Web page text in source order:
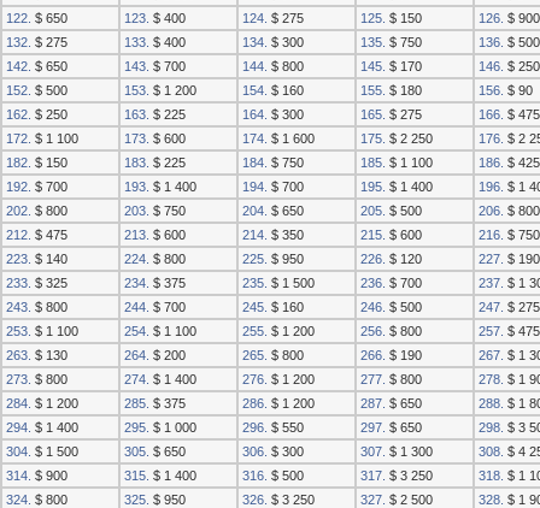
122. $ 650 123. $ 400 124. $ 275 125. $ 150 126. $ 900
132. $ 275 133. $ 400 134. $ 300 135. $ 750 136. $ 500
142. $ 650 143. $ 700 144. $ 800 145. $ 170 146. $ 250
152. $ 500 153. $ 1 200 154. $ 160 155. $ 180 156. $ 90
162. $ 250 163. $ 225 164. $ 300 165. $ 275 166. $ 475
172. $ 1 100 173. $ 600 174. $ 1 600 175. $ 2 250 176. $ 2
182. $ 150 183. $ 225 184. $ 750 185. $ 1 100 186. $ 425
192. $ 700 193. $ 1 400 194. $ 700 195. $ 1 400 196. $ 1
202. $ 800 203. $ 750 204. $ 650 205. $ 500 206. $ 800
212. $ 475 213. $ 600 214. $ 350 215. $ 600 216. $ 750
223. $ 140 224. $ 800 225. $ 950 226. $ 120 227. $ 190
233. $ 325 234. $ 375 235. $ 1 500 236. $ 700 237. $ 1
243. $ 800 244. $ 700 245. $ 160 246. $ 500 247. $ 275
253. $ 1 100 254. $ 1 100 255. $ 1 200 256. $ 800 257. $ 475
263. $ 130 264. $ 200 265. $ 800 266. $ 190 267. $ 1
273. $ 800 274. $ 1 400 276. $ 1 200 277. $ 800 278. $ 1
284. $ 1 200 285. $ 375 286. $ 1 200 287. $ 650 288. $ 1
294. $ 1 400 295. $ 1 000 296. $ 550 297. $ 650 298. $ 3
304. $ 1 500 305. $ 650 306. $ 300 307. $ 1 300 308. $ 4
314. $ 900 315. $ 1 400 316. $ 500 317. $ 3 250 318. $ 1
324. $ 800 325. $ 950 326. $ 3 250 327. $ 2 500 328. $ 1